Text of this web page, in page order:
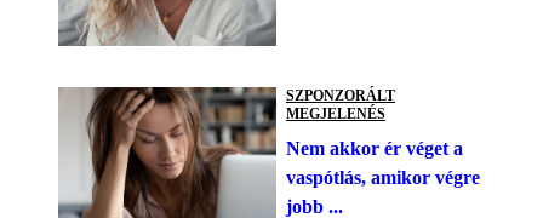
SZPONZORÁLT
MEGJELENÉS
Nem akkor ér véget a
vaspótlás, amikor végre
jobb ...